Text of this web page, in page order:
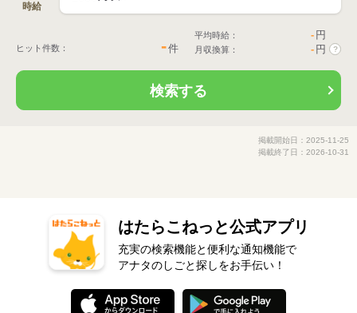
時給
ヒット件数： -件
平均時給： - 円
月収換算： - 円 ?
検索する
掲載開始日：2025-11-25
掲載終了日：2026-10-31
はたらこねっと公式アプリ
充実の検索機能と便利な通知機能で
アナタのしごと探しをお手伝い！